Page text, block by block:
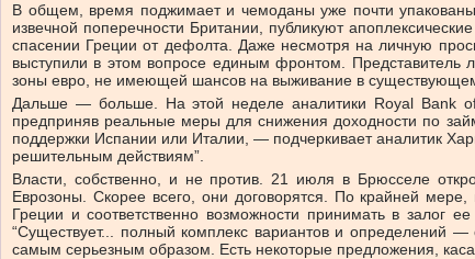
В общем, время поджимает и чемоданы уже почти
извечной поперечности Британии, публикуют
спасении Греции от дефолта. Даже несмотря на личную
выступили в этом вопросе единым фронтом. Представитель
зоны евро, не имеющей шансов на выживание в
Дальше — больше. На этой неделе аналитики Royal Bank of
предприняв реальные меры для снижения доходности по
поддержки Испании или Италии, — подчеркивает аналитик
решительным действиям”.
Власти, собственно, и не против. 21 июля в Брюсселе
Еврозоны. Скорее всего, они договорятся. По крайней
Греции и соответственно возможности принимать в залог
“Существует... полный комплекс вариантов и определений
самым серьезным образом. Есть некоторые предложения,